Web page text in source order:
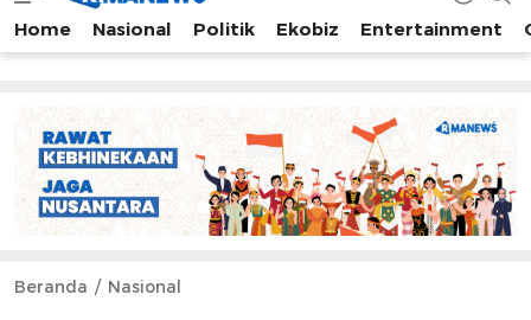
Home Nasional Politik Ekobiz Entertainment
Beranda Nasional